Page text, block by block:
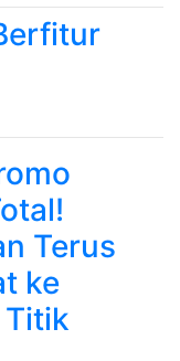
Terus
ke
Titik